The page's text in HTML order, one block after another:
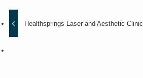
Healthsprings Laser and Aesthetic Clinic